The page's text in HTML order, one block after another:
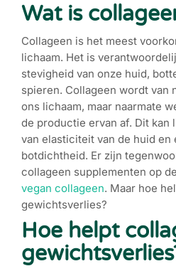
Wat is
Collageen is het meest
lichaam. Het is
stevigheid van onze huid,
spieren. Collageen wordt van
ons lichaam, maar naarmate
de productie ervan af. Dit kan
van elasticiteit van de huid en
botdichtheid. Er zijn
collageen supplementen op
vegan collageen. Maar hoe
gewichtsverlies?
Hoe helpt